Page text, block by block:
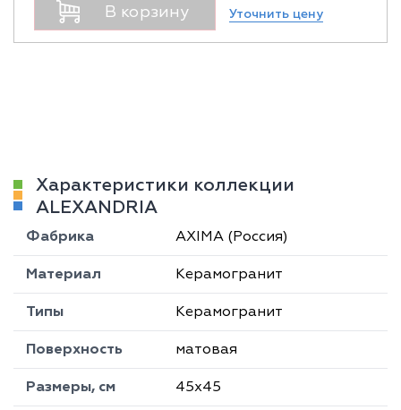
В корзину Уточнить цену
Характеристики коллекции
ALEXANDRIA
Фабрика AXIMA (Россия)
Материал Керамогранит
Типы Керамогранит
Поверхность матовая
Размеры, см 45х45